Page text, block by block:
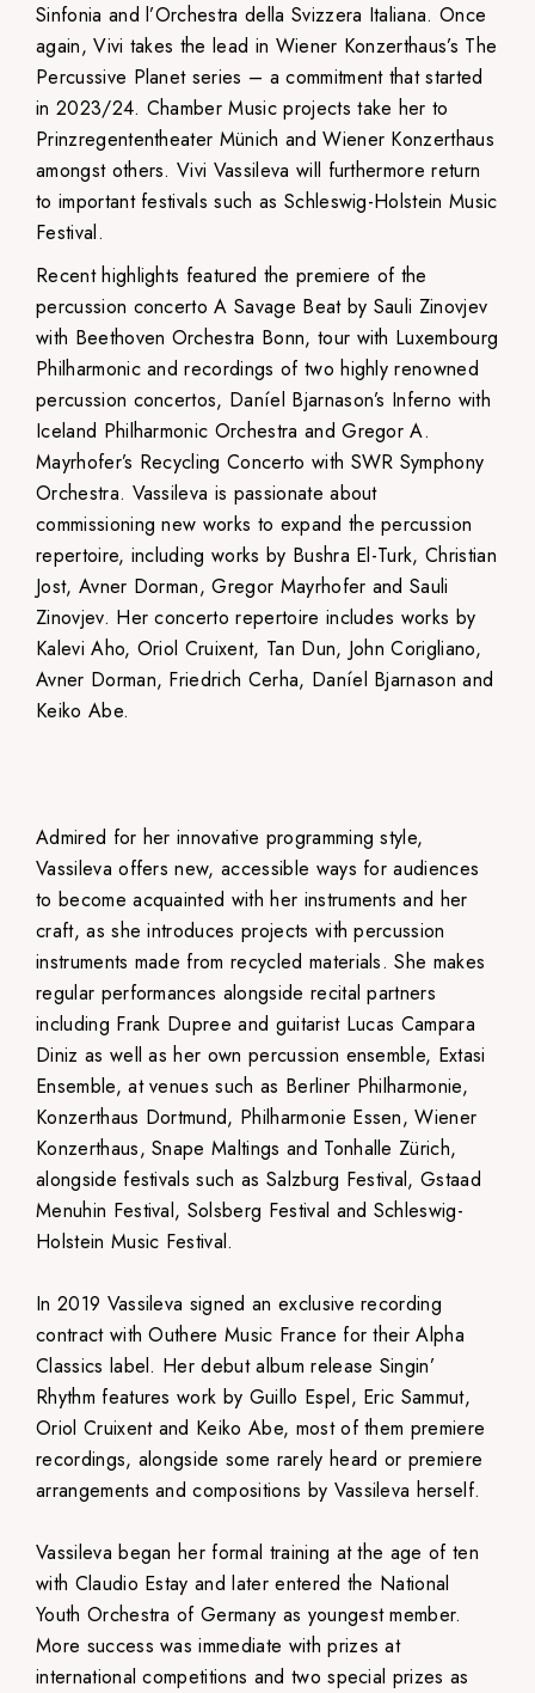
Sinfonia and l’Orchestra della Svizzera Italiana. Once
again, Vivi takes the lead in Wiener Konzerthaus’s The
Percussive Planet series – a commitment that started
in 2023/24. Chamber Music projects take her to
Prinzregententheater Münich and Wiener Konzerthaus
amongst others. Vivi Vassileva will furthermore return
to important festivals such as Schleswig-Holstein Music
Festival.
Recent highlights featured the premiere of the
percussion concerto A Savage Beat by Sauli Zinovjev
with Beethoven Orchestra Bonn, tour with Luxembourg
Philharmonic and recordings of two highly renowned
percussion concertos, Daníel Bjarnason’s Inferno with
Iceland Philharmonic Orchestra and Gregor A.
Mayrhofer’s Recycling Concerto with SWR Symphony
Orchestra. Vassileva is passionate about
commissioning new works to expand the percussion
repertoire, including works by Bushra El-Turk, Christian
Jost, Avner Dorman, Gregor Mayrhofer and Sauli
Zinovjev. Her concerto repertoire includes works by
Kalevi Aho, Oriol Cruixent, Tan Dun, John Corigliano,
Avner Dorman, Friedrich Cerha, Daníel Bjarnason and
Keiko Abe.
Admired for her innovative programming style,
Vassileva offers new, accessible ways for audiences
to become acquainted with her instruments and her
craft, as she introduces projects with percussion
instruments made from recycled materials. She makes
regular performances alongside recital partners
including Frank Dupree and guitarist Lucas Campara
Diniz as well as her own percussion ensemble, Extasi
Ensemble, at venues such as Berliner Philharmonie,
Konzerthaus Dortmund, Philharmonie Essen, Wiener
Konzerthaus, Snape Maltings and Tonhalle Zürich,
alongside festivals such as Salzburg Festival, Gstaad
Menuhin Festival, Solsberg Festival and Schleswig-
Holstein Music Festival.
In 2019 Vassileva signed an exclusive recording
contract with Outhere Music France for their Alpha
Classics label. Her debut album release Singin’
Rhythm features work by Guillo Espel, Eric Sammut,
Oriol Cruixent and Keiko Abe, most of them premiere
recordings, alongside some rarely heard or premiere
arrangements and compositions by Vassileva herself.
Vassileva began her formal training at the age of ten
with Claudio Estay and later entered the National
Youth Orchestra of Germany as youngest member.
More success was immediate with prizes at
international competitions and two special prizes as